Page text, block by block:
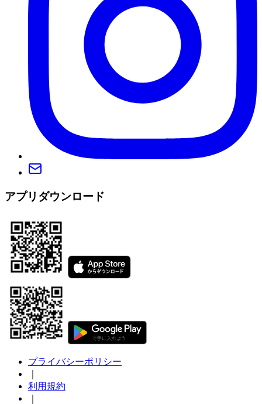
アプリダウンロード
プライバシーポリシー
利用規約